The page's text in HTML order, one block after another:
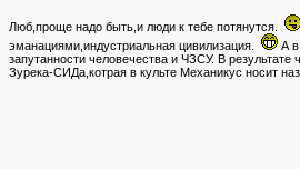
Люб,проще надо быть,и люди к тебе потянутся.
эманациями,индустриальная цивилизация.
А в
запутанности человечества и ЧЗСУ. В
Зурека-СИДа,котрая в культе Механикус носит